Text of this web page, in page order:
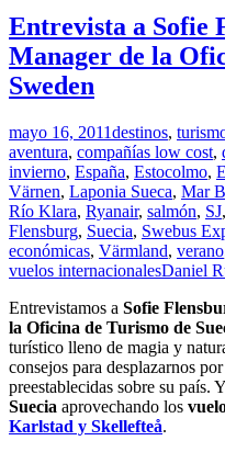
en
el
Club
Entrevista a Sofie
Manager de la
Sweden
mayo 16, 2011destinos,
aventura, compañías low cost,
invierno, España, Estocolmo,
Värnen, Laponia Sueca, Mar
Río Klara, Ryanair, salmón, SJ,
Flensburg, Suecia, Swebus
económicas, Värmland, verano
vuelos internacionalesDaniel
Entrevistamos a Sofie
la Oficina de Turismo de
turístico lleno de magia y
consejos para desplazarnos
preestablecidas sobre su país.
Suecia aprovechando los
Karlstad y Skellefteå.